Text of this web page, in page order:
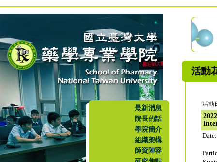
最新消息
院長的話
學院簡介
組織架構
師資陣容
活動
活動